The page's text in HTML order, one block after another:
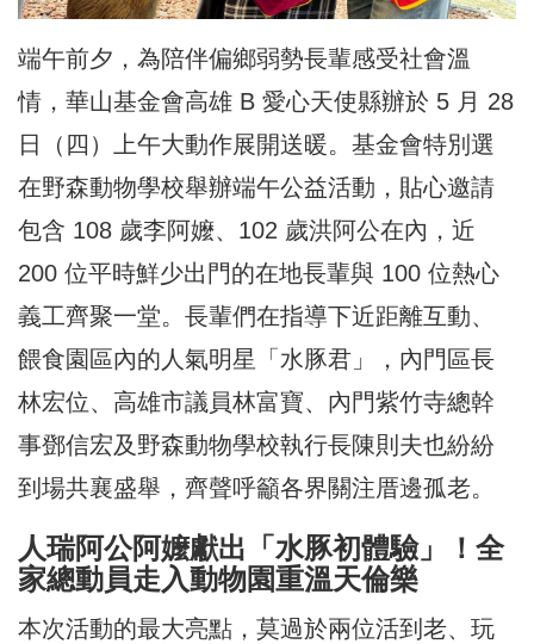
端午前夕，為陪伴偏鄉弱勢長輩感受社會溫
情，華山基金會高雄 B 愛心天使縣辦於 5 月 28
日（四）上午大動作展開送暖。基金會特別選
在野森動物學校舉辦端午公益活動，貼心邀請
包含 108 歲李阿嬤、102 歲洪阿公在內，近
200 位平時鮮少出門的在地長輩與 100 位熱心
義工齊聚一堂。長輩們在指導下近距離互動、
餵食園區內的人氣明星「水豚君」，內門區長
林宏位、高雄市議員林富寶、內門紫竹寺總幹
事鄧信宏及野森動物學校執行長陳則夫也紛紛
到場共襄盛舉，齊聲呼籲各界關注厝邊孤老。
人瑞阿公阿嬤獻出「水豚初體驗」！全
家總動員走入動物園重溫天倫樂
本次活動的最大亮點，莫過於兩位活到老、玩